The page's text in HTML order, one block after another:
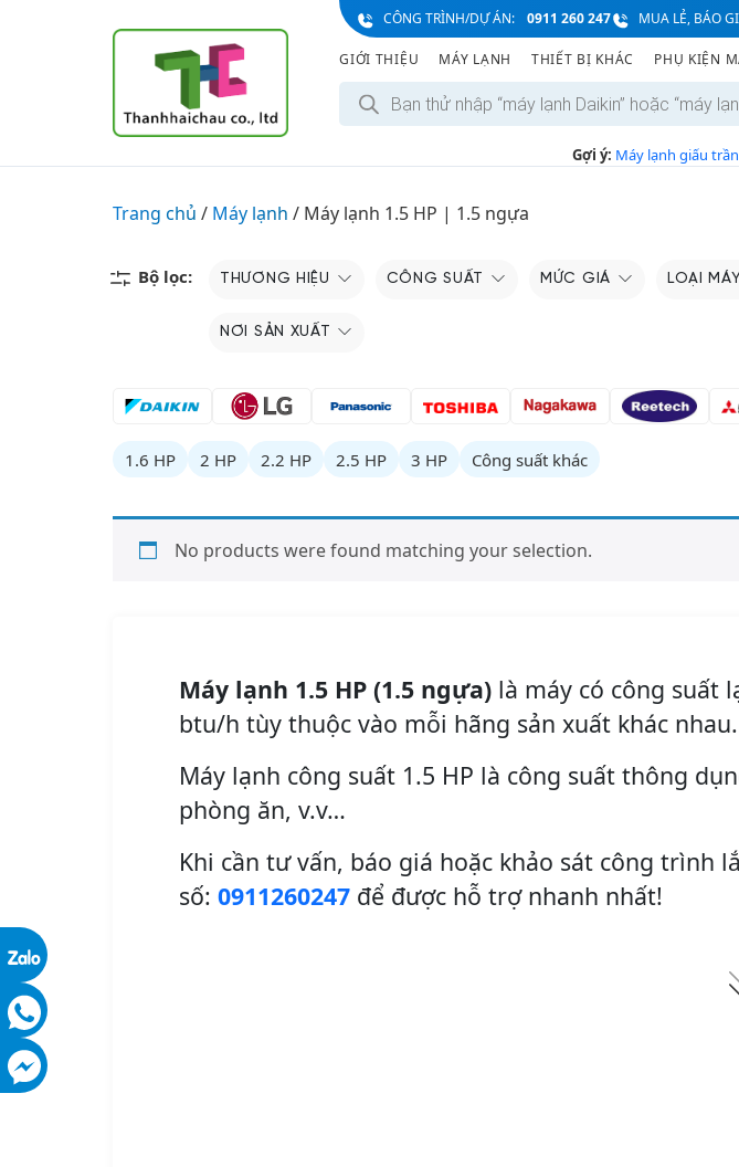
c
CÔNG TRÌNH/DỰ ÁN: 0911 260 247 MUA LẺ, BÁO
GIỚI THIỆU MÁY LẠNH THIẾT BỊ KHÁC PHỤ KIỆN
T
m
i
s
h
Gợi ý: Máy lạnh giấu trần
Trang chủ / Máy lạnh / Máy lạnh 1.5 HP | 1.5 ngựa
Bộ lọc: THƯƠNG HIỆU CÔNG SUẤT MỨC GIÁ LOẠI MÁY
NƠI SẢN XUẤT
1.6 HP 2 HP 2.2 HP 2.5 HP 3 HP Công suất khác
No products were found matching your selection.
Máy lạnh 1.5 HP (1.5 ngựa) là máy có công suất
btu/h tùy thuộc vào mỗi hãng sản xuất khác nhau.
Máy lạnh công suất 1.5 HP là công suất thông
phòng ăn, v.v…
Khi cần tư vấn, báo giá hoặc khảo sát công trình
số: 0911260247 để được hỗ trợ nhanh nhất!